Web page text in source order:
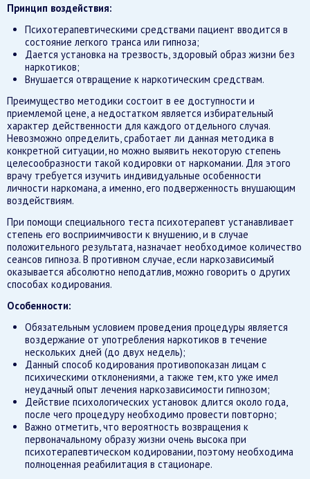
Принцип воздействия:
Психотерапевтическими средствами пациент вводится в
состояние легкого транса или гипноза;
Дается установка на трезвость, здоровый образ жизни без
наркотиков;
Внушается отвращение к наркотическим средствам.
Преимущество методики состоит в ее доступности и
приемлемой цене, а недостатком является избирательный
характер действенности для каждого отдельного случая.
Невозможно определить, сработает ли данная методика в
конкретной ситуации, но можно выявить некоторую степень
целесообразности такой кодировки от наркомании. Для этого
врачу требуется изучить индивидуальные особенности
личности наркомана, а именно, его подверженность внушающим
воздействиям.
При помощи специального теста психотерапевт устанавливает
степень его восприимчивости к внушению, и в случае
положительного результата, назначает необходимое количество
сеансов гипноза. В противном случае, если наркозависимый
оказывается абсолютно неподатлив, можно говорить о других
способах кодирования.
Особенности:
Обязательным условием проведения процедуры является
воздержание от употребления наркотиков в течение
нескольких дней (до двух недель);
Данный способ кодирования противопоказан лицам с
психическими отклонениями, а также тем, кто уже имел
неудачный опыт лечения наркозависимости гипнозом;
Действие психологических установок длится около года,
после чего процедуру необходимо провести повторно;
Важно отметить, что вероятность возвращения к
первоначальному образу жизни очень высока при
психотерапевтическом кодировании, поэтому необходима
полноценная реабилитация в стационаре.